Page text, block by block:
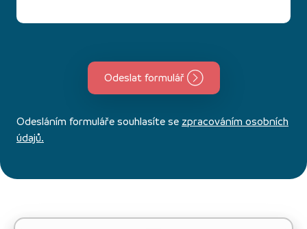
Odeslat formulář
Odesláním formuláře souhlasíte se zpracováním osobních
údajů.